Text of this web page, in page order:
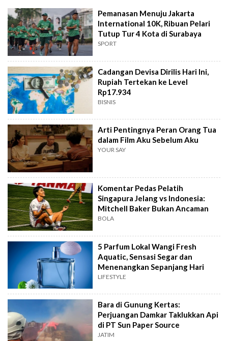
Pemanasan Menuju Jakarta
International 10K, Ribuan Pelari
Tutup Tur 4 Kota di Surabaya
SPORT
Cadangan Devisa Dirilis Hari Ini,
Rupiah Tertekan ke Level
Rp17.934
BISNIS
Arti Pentingnya Peran Orang Tua
dalam Film Aku Sebelum Aku
YOUR SAY
Komentar Pedas Pelatih
Singapura Jelang vs Indonesia:
Mitchell Baker Bukan Ancaman
BOLA
5 Parfum Lokal Wangi Fresh
Aquatic, Sensasi Segar dan
Menenangkan Sepanjang Hari
LIFESTYLE
Bara di Gunung Kertas:
Perjuangan Damkar Taklukkan Api
di PT Sun Paper Source
JATIM